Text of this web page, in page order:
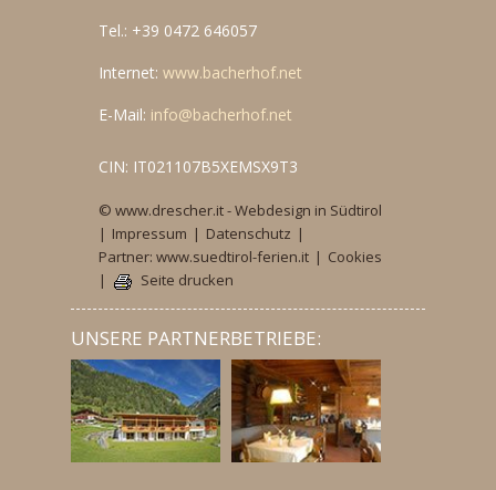
Tel.: +39 0472 646057
Internet: www.bacherhof.net
E-Mail: info@bacherhof.net
CIN: IT021107B5XEMSX9T3
© www.drescher.it - Webdesign in Südtirol
| Impressum | Datenschutz |
Partner: www.suedtirol-ferien.it | Cookies
|
Seite drucken
UNSERE PARTNERBETRIEBE: